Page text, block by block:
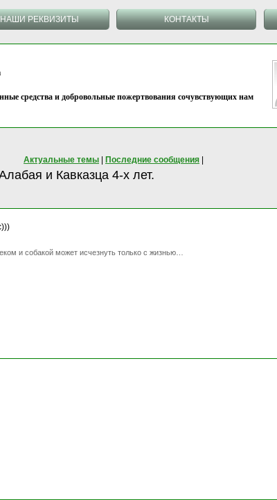
НАШИ РЕКВИЗИТЫ КОНТАКТЫ
средства и добровольные пожертвования сочувствующих нам
Актуальные темы Последние сообщения
и Кавказца 4-х лет.
и собакой может исчезнуть только с жизнью…